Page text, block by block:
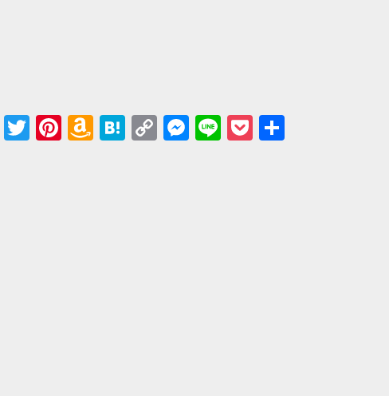
FacebookTwitter PinterestAmazonHatena
Copy
Messenger
Line Pocket